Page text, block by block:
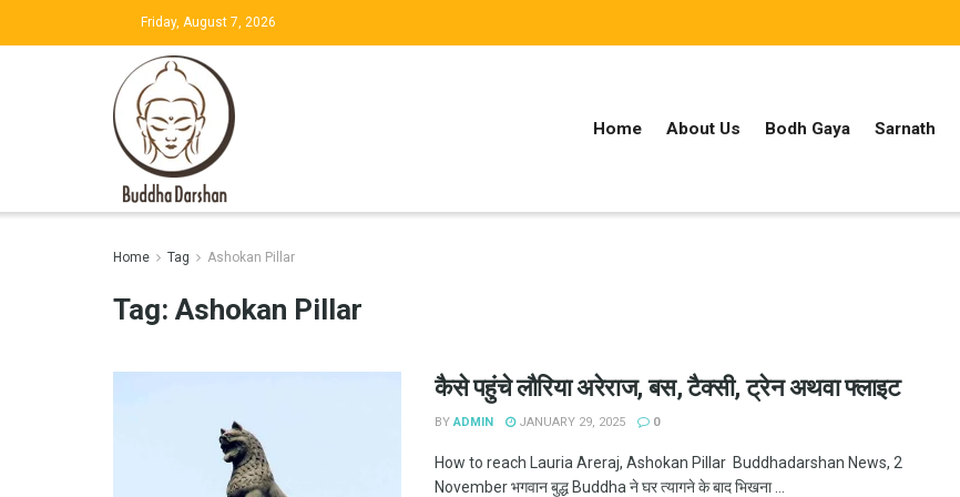
Friday, August 7, 2026
Home About Us Bodh Gaya Sarnath
Home Tag Ashokan Pillar
Tag: Ashokan Pillar
कैसे पहुंचे लौरिया अरेराज, बस, टैक्सी, ट्रेन अथवा फ्लाइट
BY ADMIN JANUARY 29, 2025 0
How to reach Lauria Areraj, Ashokan Pillar Buddhadarshan News, 2
November भगवान बुद्ध Buddha ने घर त्यागने के बाद भिखना ...